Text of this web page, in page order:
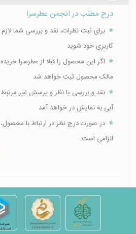
درج مطلب در انجمن عطرسرا
برای ثبت نظرات، نقد و بررسی شما
کاربری خود شوید
اگر این محصول را قبلا از عطرسرا
مالک محصول ثبت خواهد شد
نقد و بررسی یا نظر و پرسش غیر
آبی به نمایش در خواهد آمد
در صورت درج نظر در ارتباط با
الزامی است